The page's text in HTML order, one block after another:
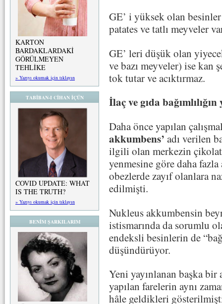
KARTON
BARDAKLARDAKİ
GÖRÜLMEYEN
TEHLİKE
» Yazıyı okumak için tıklayın
TABİBAN-I CİHAN İÇÜN
COVID UPDATE: WHAT
IS THE TRUTH?
» Yazıyı okumak için tıklayın
BENİM ŞARKILARIM
GE’ i yüksek olan besinler
patates ve tatlı meyveler
GE’ leri düşük olan
ve bazı meyveler) ise kan
tok tutar ve acıktırmaz.
İlaç ve gıda bağımlılığın
Daha önce yapılan
akkumbens’ adı verilen
ilgili olan merkezin
yenmesine göre daha
obezlerde zayıf olanlara
edilmişti.
Nukleus akkumbensin
istismarında da sorumlu
endeksli besinlerin de
düşündürüyor.
Yeni yayınlanan başka bir
yapılan farelerin aynı
hâle geldikleri